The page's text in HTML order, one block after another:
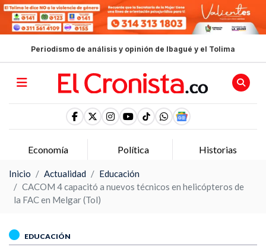
Periodismo de análisis y opinión de Ibagué y el Tolima
Economía Política Historias
Inicio Actualidad
Educación
CACOM 4 capacitó a nuevos técnicos en helicópteros de
la FAC en Melgar (Tol)
EDUCACIÓN